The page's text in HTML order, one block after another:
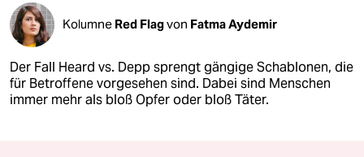
Kolumne Red Flagvon Fatma Aydemir
Der Fall Heard vs. Depp sprengt gängige Schablonen, die
für Betroffene vorgesehen sind. Dabei sind Menschen
immer mehr als bloß Opfer oder bloß Täter.